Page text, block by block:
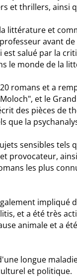
et thrillers, ainsi
littérature et
avant
salué par la
le monde de la
romans et a
et le
des pièces de
que la
sensibles tels
provocateur,
les plus
impliqué
et a été très
animale et a
longue
et politique.